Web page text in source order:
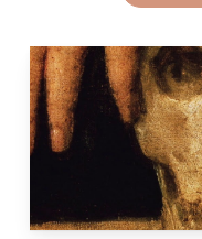
Play
Video